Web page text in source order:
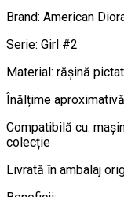
Brand: American
Serie: Girl #2
Material: rășină
Înălțime
Compatibilă cu:
colecție
Livrată în ambalaj